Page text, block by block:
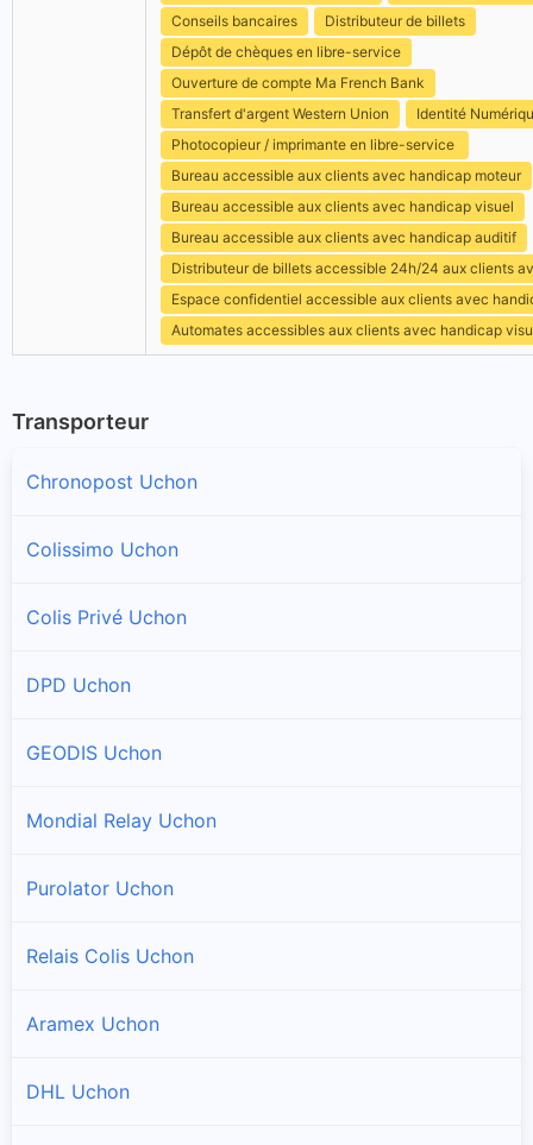
Conseils bancaires
Distributeur de billets
Dépôt de chèques en libre-service
Ouverture de compte Ma French Bank
Transfert d'argent Western Union
Identité
Photocopieur / imprimante en libre-service
Bureau accessible aux clients avec handicap moteur
Bureau accessible aux clients avec handicap visuel
Bureau accessible aux clients avec handicap auditif
Distributeur de billets accessible 24h/24 aux clients
Espace confidentiel accessible aux clients avec
Automates accessibles aux clients avec handicap
Transporteur
Chronopost Uchon
Colissimo Uchon
Colis Privé Uchon
DPD Uchon
GEODIS Uchon
Mondial Relay Uchon
Purolator Uchon
Relais Colis Uchon
Aramex Uchon
DHL Uchon